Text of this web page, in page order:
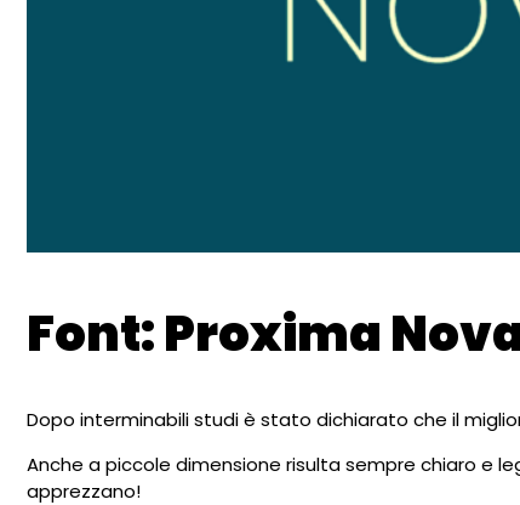
Font: Proxima
Dopo interminabili studi è stato dichiarato che il
Anche a piccole dimensione risulta sempre chiaro e
apprezzano!